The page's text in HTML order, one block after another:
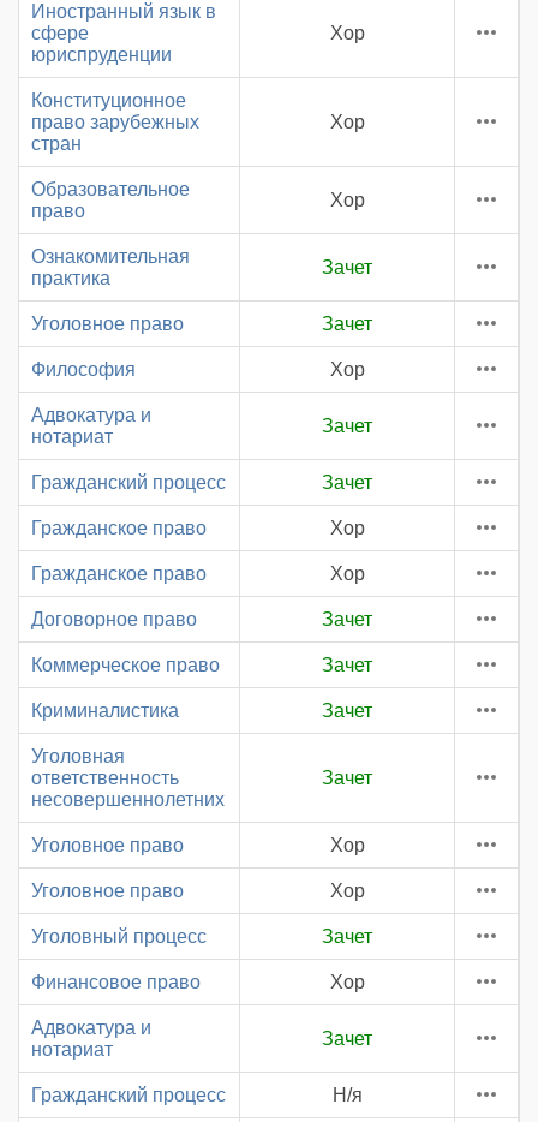
Иностранный язык в
сфере
юриспруденции
Хор
Конституционное
право зарубежных
стран
Хор
Образовательное
право
Хор
Ознакомительная
практика
Зачет
Уголовное право Зачет
Философия Хор
Адвокатура и
нотариат
Зачет
Гражданский процесс Зачет
Гражданское право Хор
Гражданское право Хор
Договорное право Зачет
Коммерческое право Зачет
Криминалистика Зачет
Уголовная
ответственность
несовершеннолетних
Зачет
Уголовное право Хор
Уголовное право Хор
Уголовный процесс Зачет
Финансовое право Хор
Адвокатура и
нотариат
Зачет
Гражданский процесс Н/я